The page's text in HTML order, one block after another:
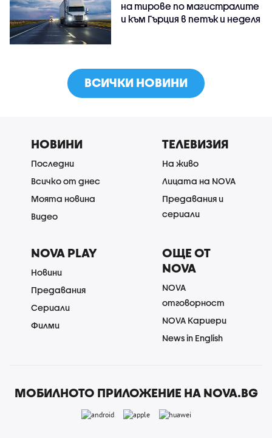
на тирове по магистралите
и към Гърция в петък и неделя
ВСИЧКИ НОВИНИ
НОВИНИ
Последни
Всичко от днес
Моята новина
Видео
ТЕЛЕВИЗИЯ
На живо
Лицата на NOVA
Предавания и
сериали
NOVA PLAY
Новини
Предавания
Сериали
Филми
ОЩЕ ОТ
NOVA
NOVA
отговорност
NOVA Кариери
News in English
МОБИЛНОТО ПРИЛОЖЕНИЕ НА NOVA.BG